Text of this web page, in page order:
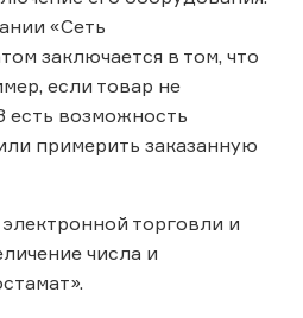
«Сеть
заключается в том, что
если товар не
есть возможность
примерить заказанную
торговли и
числа и